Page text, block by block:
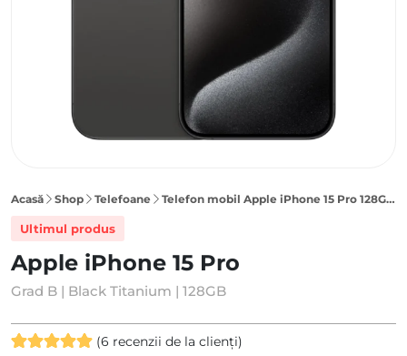
Acasă Shop Telefoane Telefon mobil Apple iPhone 15 Pro 128GB, Black Titanium
Ultimul produs
Apple iPhone 15 Pro
Grad B | Black Titanium | 128GB
(6 recenzii de la clienți)